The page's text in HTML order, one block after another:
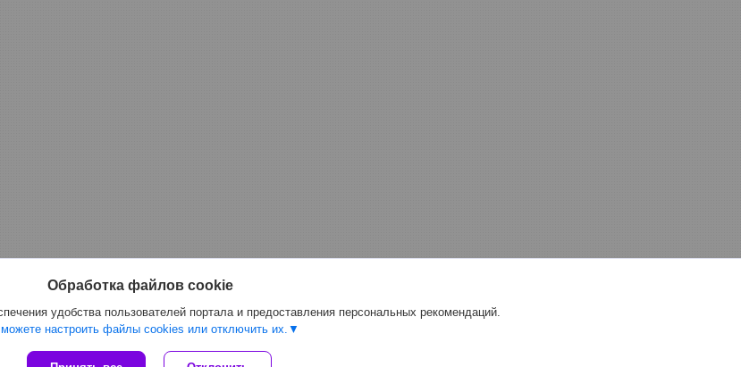
Обработка файлов cookie
удобства пользователей портала и предоставления персональных рекомендаций.
настроить файлы cookies или отключить их.